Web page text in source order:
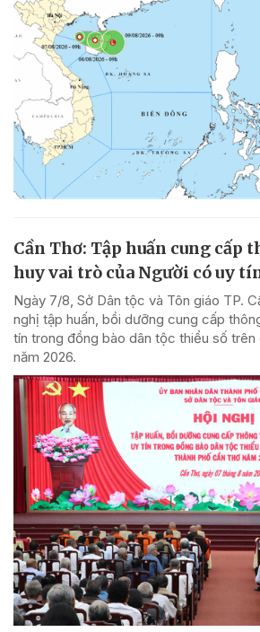
Cần Thơ: Tập huấn cung cấp
huy vai trò của Người có uy
Ngày 7/8, Sở Dân tộc và Tôn giáo TP.
nghị tập huấn, bồi dưỡng cung cấp
tín trong đồng bào dân tộc thiểu số trên
năm 2026.